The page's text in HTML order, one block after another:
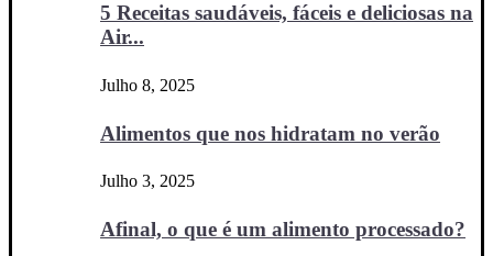
5 Receitas saudáveis, fáceis e deliciosas na
Air...
Julho 8, 2025
Alimentos que nos hidratam no verão
Julho 3, 2025
Afinal, o que é um alimento processado?